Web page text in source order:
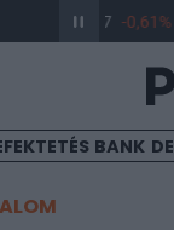
363,17 -0,61%
BANK